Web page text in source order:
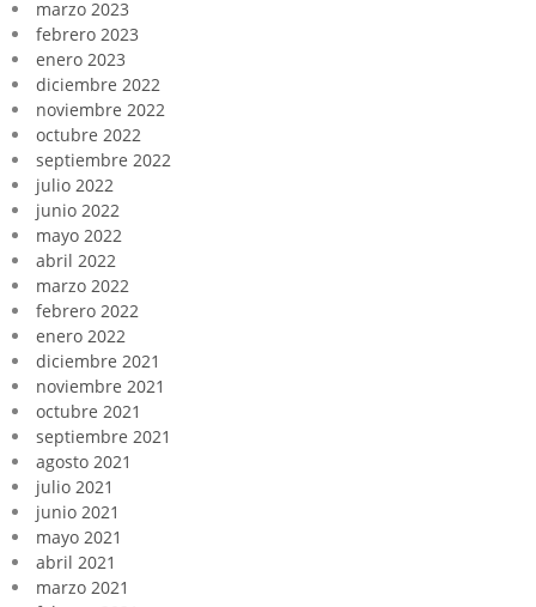
marzo 2023
febrero 2023
enero 2023
diciembre 2022
noviembre 2022
octubre 2022
septiembre 2022
julio 2022
junio 2022
mayo 2022
abril 2022
marzo 2022
febrero 2022
enero 2022
diciembre 2021
noviembre 2021
octubre 2021
septiembre 2021
agosto 2021
julio 2021
junio 2021
mayo 2021
abril 2021
marzo 2021